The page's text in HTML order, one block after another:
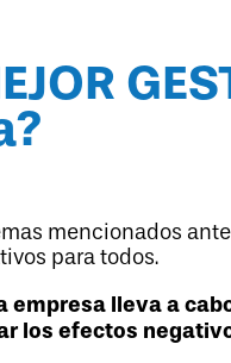
mencionados
para todos.
empresa lleva a
los efectos